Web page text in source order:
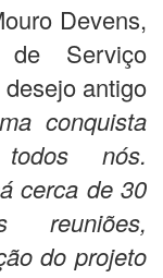
Devens,
Serviço
antigo
conquista
nós.
cerca de 30
reuniões,
do projeto